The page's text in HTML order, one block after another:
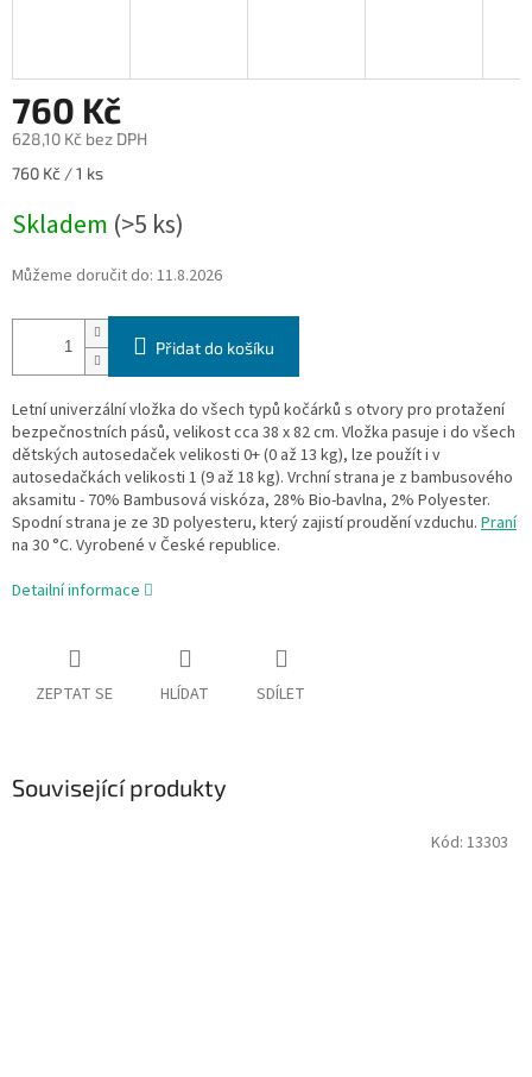
760 Kč
628,10 Kč bez DPH
Měrná
760 Kč / 1 ks
Skladem (>5 ks)
Můžeme doručit do: 11.8.2026
Přidat do košíku
Letní univerzální vložka do všech typů kočárků s otvory pro protažení
bezpečnostních pásů, velikost cca 38 x 82 cm. Vložka pasuje i do všech
dětských autosedaček velikosti 0+ (0 až 13 kg), lze použít i v
autosedačkách velikosti 1 (9 až 18 kg). Vrchní strana je z bambusového
aksamitu - 70% Bambusová viskóza, 28% Bio-bavlna, 2% Polyester.
Spodní strana je ze 3D polyesteru, který zajistí proudění vzduchu. Praní
na 30 °C. Vyrobené v České republice.
Detailní informace
ZEPTAT SE HLÍDAT SDÍLET
Související produkty
Kód: 13303